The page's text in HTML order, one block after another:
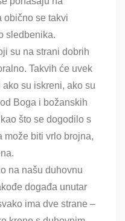
obično se takvi
sledbenika.
su na strani dobrih
Takvih će uvek
su iskreni, ako su
Boga i božanskih
što se dogodilo s
može biti vrlo brojna,
na našu duhovnu
događa unutar
ima dve strane –